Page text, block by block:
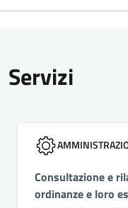
Servizi
Consultazione e
ordinanze e loro